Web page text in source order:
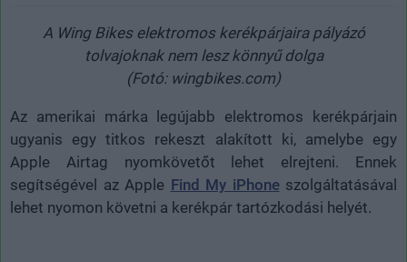
A Wing Bikes elektromos kerékpárjaira pályázó
tolvajoknak nem lesz könnyű dolga
(Fotó: wingbikes.com)
Az amerikai márka legújabb elektromos kerékpárjain
ugyanis egy titkos rekeszt alakított ki, amelybe egy
Apple Airtag nyomkövetőt lehet elrejteni. Ennek
segítségével az Apple Find My iPhoneszolgáltatásával
lehet nyomon követni a kerékpár tartózkodási helyét.